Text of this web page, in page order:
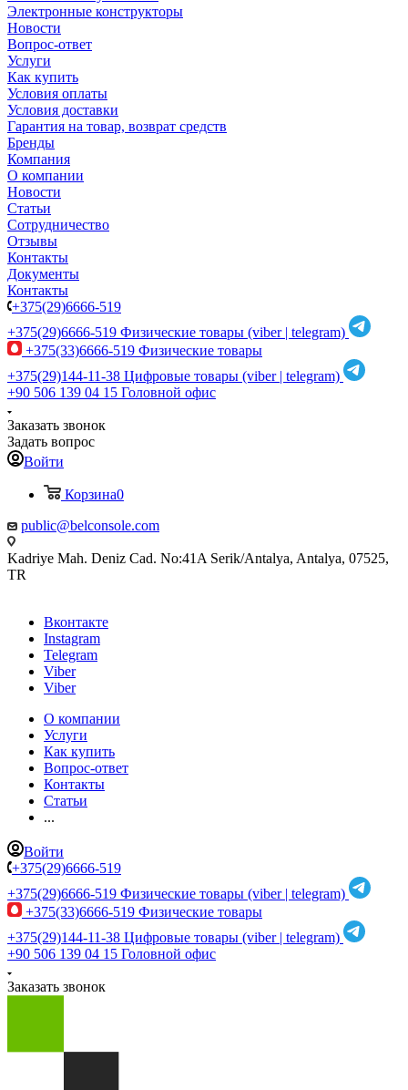
Электронные конструкторы
Новости
Вопрос-ответ
Услуги
Как купить
Условия оплаты
Условия доставки
Гарантия на товар, возврат средств
Бренды
Компания
О компании
Новости
Статьи
Сотрудничество
Отзывы
Контакты
Документы
Контакты
+375(29)6666-519
+375(29)6666-519 Физические товары (viber | telegram)
+375(33)6666-519 Физические товары
+375(29)144-11-38 Цифровые товары (viber | telegram)
+90 506 139 04 15 Головной офис
Заказать звонок
Задать вопрос
Войти
Корзина0
public@belconsole.com
Kadriye Mah. Deniz Cad. No:41A Serik/Antalya, Antalya, 07525,
TR
Вконтакте
Instagram
Telegram
Viber
Viber
О компании
Услуги
Как купить
Вопрос-ответ
Контакты
Статьи
...
Войти
+375(29)6666-519
+375(29)6666-519 Физические товары (viber | telegram)
+375(33)6666-519 Физические товары
+375(29)144-11-38 Цифровые товары (viber | telegram)
+90 506 139 04 15 Головной офис
Заказать звонок